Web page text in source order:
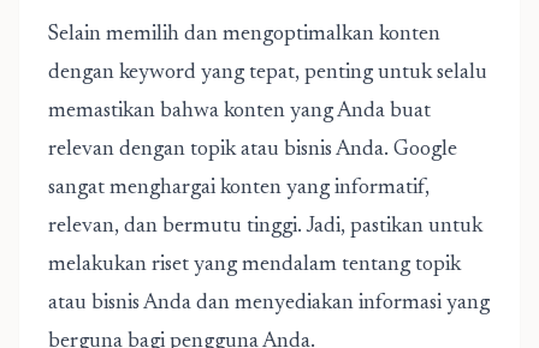
Selain memilih dan mengoptimalkan konten
dengan keyword yang tepat, penting untuk selalu
memastikan bahwa konten yang Anda buat
relevan dengan topik atau bisnis Anda. Google
sangat menghargai konten yang informatif,
relevan, dan bermutu tinggi. Jadi, pastikan untuk
melakukan riset yang mendalam tentang topik
atau bisnis Anda dan menyediakan informasi yang
berguna bagi pengguna Anda.